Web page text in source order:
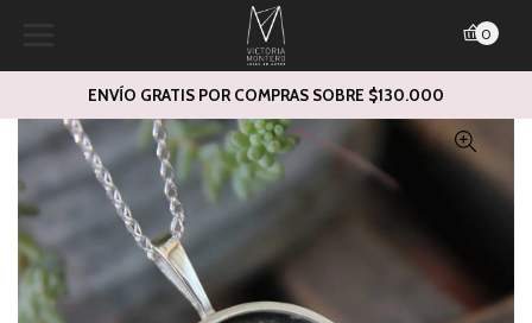
ENVÍO GRATIS POR COMPRAS SOBRE $130.000
0